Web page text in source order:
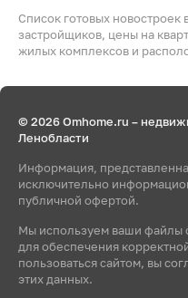
Список готовых
застройщиков, цены на
жилых комплексов и
© 2026 Omhome.ru –
Ленобласти
Информация,
исключительно
публичной офертой.
Мы используем ваши файлы
для обеспечения
пользоваться сайтом, вы
этих данных.